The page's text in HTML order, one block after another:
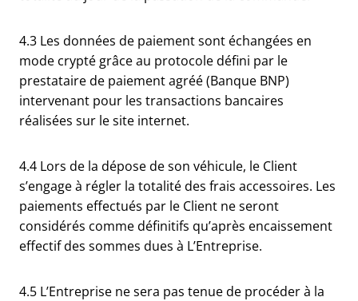
4.3 Les données de paiement sont échangées en
mode crypté grâce au protocole défini par le
prestataire de paiement agréé (Banque BNP)
intervenant pour les transactions bancaires
réalisées sur le site internet.
4.4 Lors de la dépose de son véhicule, le Client
s’engage à régler la totalité des frais accessoires. Les
paiements effectués par le Client ne seront
considérés comme définitifs qu’après encaissement
effectif des sommes dues à L’Entreprise.
4.5 L’Entreprise ne sera pas tenue de procéder à la